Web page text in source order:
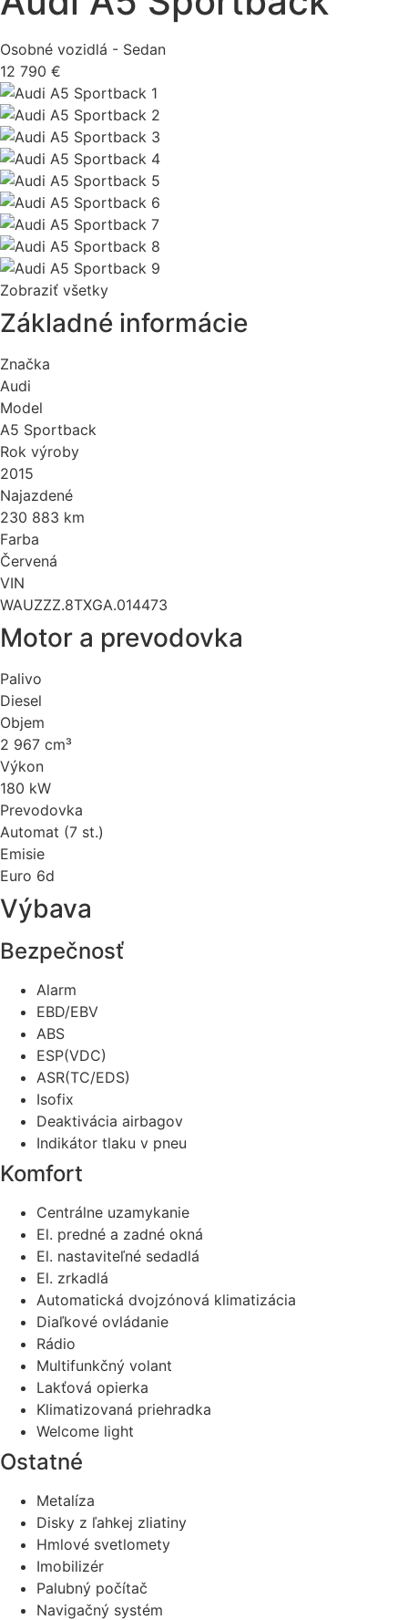
Osobné vozidlá - Sedan
12 790 €
Zobraziť všetky
Základné informácie
Značka
Audi
Model
A5 Sportback
Rok výroby
2015
Najazdené
230 883 km
Farba
Červená
VIN
WAUZZZ.8TXGA.014473
Motor a prevodovka
Palivo
Diesel
Objem
2 967 cm³
Výkon
180 kW
Prevodovka
Automat (7 st.)
Emisie
Euro 6d
Výbava
Bezpečnosť
Alarm
EBD/EBV
ABS
ESP(VDC)
ASR(TC/EDS)
Isofix
Deaktivácia airbagov
Indikátor tlaku v pneu
Komfort
Centrálne uzamykanie
El. predné a zadné okná
El. nastaviteľné sedadlá
El. zrkadlá
Automatická dvojzónová klimatizácia
Diaľkové ovládanie
Rádio
Multifunkčný volant
Lakťová opierka
Klimatizovaná priehradka
Welcome light
Ostatné
Metalíza
Disky z ľahkej zliatiny
Hmlové svetlomety
Imobilizér
Palubný počítač
Navigačný systém